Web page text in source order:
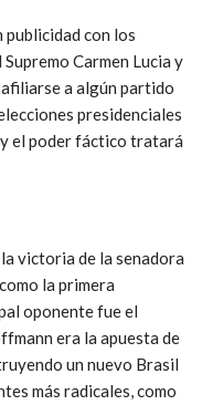
publicidad con los
Carmen Lucia y
a algún partido
presidenciales
el poder fáctico tratará
victoria de la senadora
la primera
oponente fue el
era la apuesta de
un nuevo Brasil
más radicales, como